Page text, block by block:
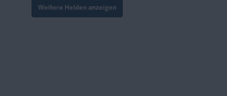
Weitere Helden anzeigen